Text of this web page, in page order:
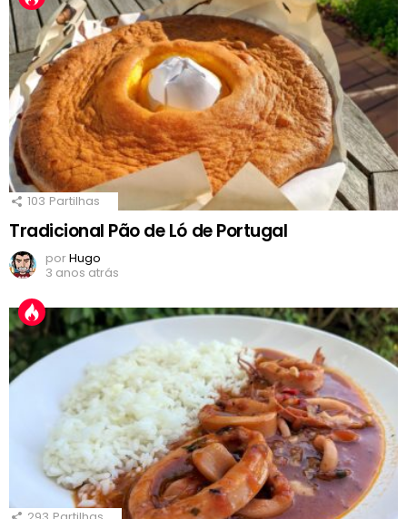
103 Partilhas
Tradicional Pão de Ló de Portugal
porHugo
3 anos atrás